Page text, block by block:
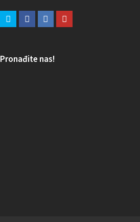
Pronađite nas!